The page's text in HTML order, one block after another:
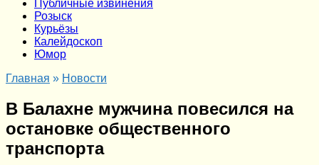
Публичные извинения
Розыск
Курьёзы
Калейдоскоп
Юмор
Главная » Новости
В Балахне мужчина повесился на
остановке общественного
транспорта